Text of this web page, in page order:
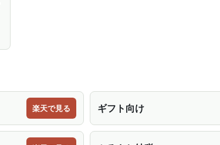
楽天で見る ギフト向け